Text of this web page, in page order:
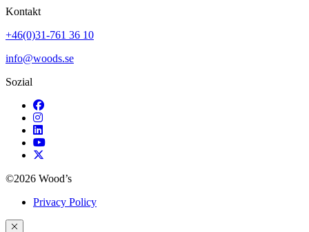
Kontakt
+46(0)31-761 36 10
info@woods.se
Sozial
©2026 Wood’s
Privacy Policy